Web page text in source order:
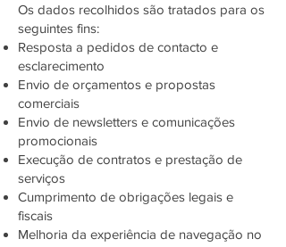
Os dados recolhidos são tratados para os
seguintes fins:
Resposta a pedidos de contacto e
esclarecimento
Envio de orçamentos e propostas
comerciais
Envio de newsletters e comunicações
promocionais
Execução de contratos e prestação de
serviços
Cumprimento de obrigações legais e
fiscais
Melhoria da experiência de navegação no